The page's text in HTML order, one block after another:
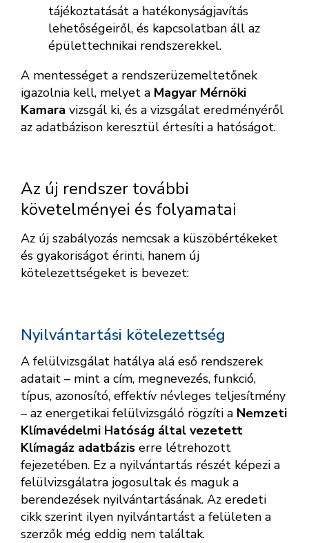
tájékoztatását a hatékonyságjavítás
lehetőségeiről, és kapcsolatban áll az
épülettechnikai rendszerekkel.
A mentességet a rendszerüzemeltetőnek
igazolnia kell, melyet a Magyar Mérnöki
Kamara vizsgál ki, és a vizsgálat eredményéről
az adatbázison keresztül értesíti a hatóságot.
Az új rendszer további
követelményei és folyamatai
Az új szabályozás nemcsak a küszöbértékeket
és gyakoriságot érinti, hanem új
kötelezettségeket is bevezet:
Nyilvántartási kötelezettség
A felülvizsgálat hatálya alá eső rendszerek
adatait – mint a cím, megnevezés, funkció,
típus, azonosító, effektív névleges teljesítmény
– az energetikai felülvizsgáló rögzíti a Nemzeti
Klímavédelmi Hatóság által vezetett
Klímagáz adatbázis erre létrehozott
fejezetében. Ez a nyilvántartás részét képezi a
felülvizsgálatra jogosultak és maguk a
berendezések nyilvántartásának. Az eredeti
cikk szerint ilyen nyilvántartást a felületen a
szerzők még eddig nem találtak.